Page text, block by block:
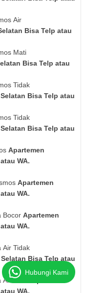
Air
Bisa Telp atau
Mati
Bisa Telp atau
Tidak
Bisa Telp atau
Tidak
Bisa Telp atau
Apartemen
WA.
Apartemen
WA.
Bocor Apartemen
WA.
Air Tidak
Bisa Telp atau
Air Kotor
WA.
Hubungi Kami